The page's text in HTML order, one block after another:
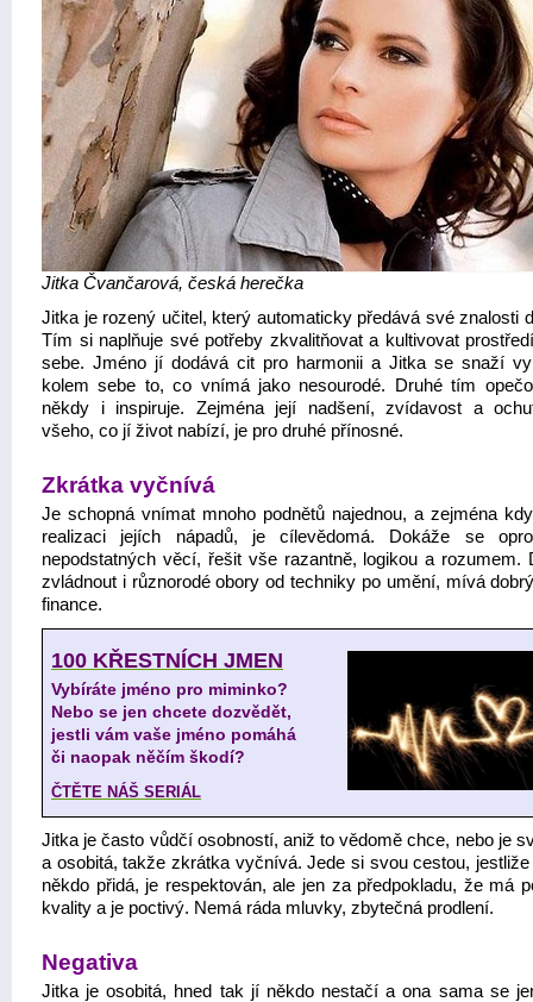
Jitka Čvančarová, česká herečka
Jitka je rozený učitel, který automaticky předává své znalosti
Tím si naplňuje své potřeby zkvalitňovat a kultivovat
sebe. Jméno jí dodává cit pro harmonii a Jitka se snaží
kolem sebe to, co vnímá jako nesourodé. Druhé tím
někdy i inspiruje. Zejména její nadšení, zvídavost a
všeho, co jí život nabízí, je pro druhé přínosné.
Zkrátka vyčnívá
Je schopná vnímat mnoho podnětů najednou, a zejména
realizaci jejích nápadů, je cílevědomá. Dokáže se
nepodstatných věcí, řešit vše razantně, logikou a rozumem.
zvládnout i různorodé obory od techniky po umění, mívá
finance.
100 KŘESTNÍCH JMEN
Vybíráte jméno pro miminko?
Nebo se jen chcete dozvědět,
jestli vám vaše jméno pomáhá
či naopak něčím škodí?
ČTĚTE NÁŠ SERIÁL
Jitka je často vůdčí osobností, aniž to vědomě chce, nebo je
a osobitá, takže zkrátka vyčnívá. Jede si svou cestou,
někdo přidá, je respektován, ale jen za předpokladu, že má
kvality a je poctivý. Nemá ráda mluvky, zbytečná prodlení.
Negativa
Jitka je osobitá, hned tak jí někdo nestačí a ona sama se